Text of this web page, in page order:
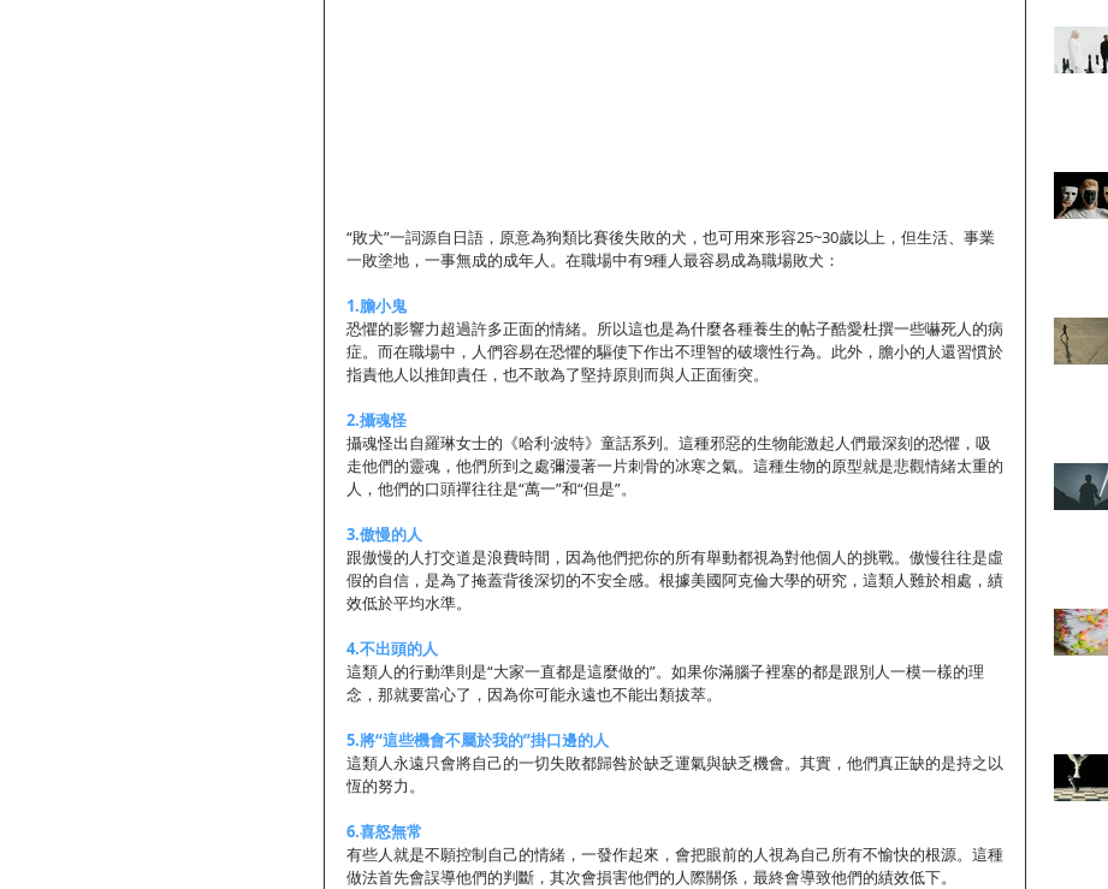
“敗犬”一詞源自日語，原意為狗類比賽後失敗的犬，也可用來形容25~30歲以上，但生活、事業
一敗塗地，一事無成的成年人。在職場中有9種人最容易成為職場敗犬：
1.膽小鬼
恐懼的影響力超過許多正面的情緒。所以這也是為什麼各種養生的帖子酷愛杜撰一些嚇死人的病
症。而在職場中，人們容易在恐懼的驅使下作出不理智的破壞性行為。此外，膽小的人還習慣於
指責他人以推卸責任，也不敢為了堅持原則而與人正面衝突。
2.攝魂怪
攝魂怪出自羅琳女士的《哈利·波特》童話系列。這種邪惡的生物能激起人們最深刻的恐懼，吸
走他們的靈魂，他們所到之處彌漫著一片刺骨的冰寒之氣。這種生物的原型就是悲觀情緒太重的
人，他們的口頭禪往往是“萬一”和“但是”。
3.傲慢的人
跟傲慢的人打交道是浪費時間，因為他們把你的所有舉動都視為對他個人的挑戰。傲慢往往是虛
假的自信，是為了掩蓋背後深切的不安全感。根據美國阿克倫大學的研究，這類人難於相處，績
效低於平均水準。
4.不出頭的人
這類人的行動準則是“大家一直都是這麼做的”。如果你滿腦子裡塞的都是跟別人一模一樣的理
念，那就要當心了，因為你可能永遠也不能出類拔萃。
5.將“這些機會不屬於我的”掛口邊的人
這類人永遠只會將自己的一切失敗都歸咎於缺乏運氣與缺乏機會。其實，他們真正缺的是持之以
恆的努力。
6.喜怒無常
有些人就是不願控制自己的情緒，一發作起來，會把眼前的人視為自己所有不愉快的根源。這種
做法首先會誤導他們的判斷，其次會損害他們的人際關係，最終會導致他們的績效低下。